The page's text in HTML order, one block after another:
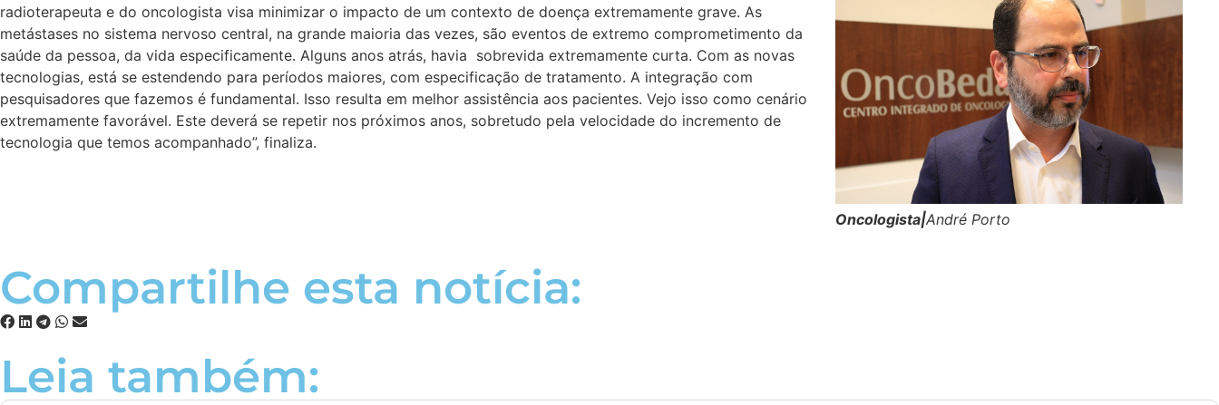
Oncologista|André Porto
radioterapeuta e do oncologista visa minimizar o impacto de um contexto de doença extremamente grave. As
metástases no sistema nervoso central, na grande maioria das vezes, são eventos de extremo comprometimento da
saúde da pessoa, da vida especificamente. Alguns anos atrás, havia sobrevida extremamente curta. Com as novas
tecnologias, está se estendendo para períodos maiores, com especificação de tratamento. A integração com
pesquisadores que fazemos é fundamental. Isso resulta em melhor assistência aos pacientes. Vejo isso como cenário
extremamente favorável. Este deverá se repetir nos próximos anos, sobretudo pela velocidade do incremento de
tecnologia que temos acompanhado”, finaliza.
Compartilhe esta notícia:
Leia também: